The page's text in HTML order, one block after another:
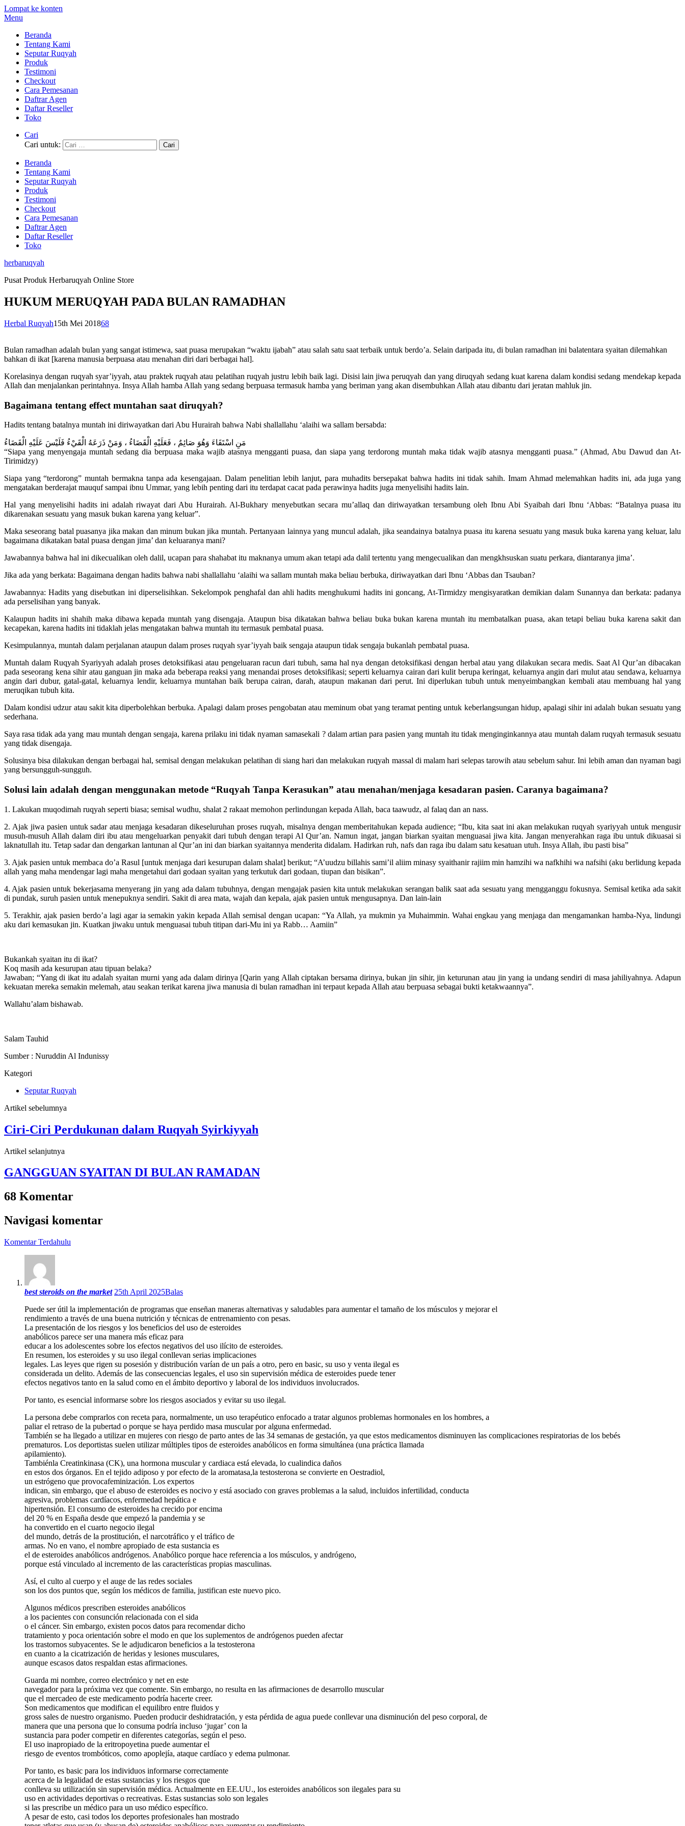
Lompat ke konten
Menu
Beranda
Tentang Kami
Seputar Ruqyah
Produk
Testimoni
Checkout
Cara Pemesanan
Daftrar Agen
Daftar Reseller
Toko
Cari
Cari untuk:
Beranda
Tentang Kami
Seputar Ruqyah
Produk
Testimoni
Checkout
Cara Pemesanan
Daftrar Agen
Daftar Reseller
Toko
herbaruqyah
Pusat Produk Herbaruqyah Online Store
HUKUM MERUQYAH PADA BULAN RAMADHAN
Herbal Ruqyah15th Mei 201868
Bulan ramadhan adalah bulan yang sangat istimewa, saat puasa merupakan “waktu ijabah” atau salah satu saat terbaik untuk berdo’a. Selain daripada itu, di bulan ramadhan ini balatentara syaitan dilemahkan
bahkan di ikat [karena manusia berpuasa atau menahan diri dari berbagai hal].
Korelasinya dengan ruqyah syar’iyyah, atau praktek ruqyah atau pelatihan ruqyah justru lebih baik lagi. Disisi lain jiwa peruqyah dan yang diruqyah sedang kuat karena dalam kondisi sedang mendekap kepada
Allah dan menjalankan perintahnya. Insya Allah hamba Allah yang sedang berpuasa termasuk hamba yang beriman yang akan disembuhkan Allah atau dibantu dari jeratan mahluk jin.
Bagaimana tentang effect muntahan saat diruqyah?
Hadits tentang batalnya muntah ini diriwayatkan dari Abu Hurairah bahwa Nabi shallallahu ‘alaihi wa sallam bersabda:
مَنِ اسْتَقَاءَ وَهُوَ صَائِمٌ ، فَعَلَيْهِ الْقَضَاءُ ، وَمَنْ ذَرَعَهُ الْقَيْءُ فَلَيْسَ عَلَيْهِ الْقَضَاءُ
“Siapa yang menyengaja muntah sedang dia berpuasa maka wajib atasnya mengganti puasa, dan siapa yang terdorong muntah maka tidak wajib atasnya mengganti puasa.” (Ahmad, Abu Dawud dan At-
Tirimidzy)
Siapa yang “terdorong” muntah bermakna tanpa ada kesengajaan. Dalam penelitian lebih lanjut, para muhadits bersepakat bahwa hadits ini tidak sahih. Imam Ahmad melemahkan hadits ini, ada juga yang
mengatakan berderajat mauquf sampai ibnu Ummar, yang lebih penting dari itu terdapat cacat pada perawinya hadits juga menyelisihi hadits lain.
Hal yang menyelisihi hadits ini adalah riwayat dari Abu Hurairah. Al-Bukhary menyebutkan secara mu’allaq dan diriwayatkan tersambung oleh Ibnu Abi Syaibah dari Ibnu ‘Abbas: “Batalnya puasa itu
dikarenakan sesuatu yang masuk bukan karena yang keluar”.
Maka seseorang batal puasanya jika makan dan minum bukan jika muntah. Pertanyaan lainnya yang muncul adalah, jika seandainya batalnya puasa itu karena sesuatu yang masuk buka karena yang keluar, lalu
bagaimana dikatakan batal puasa dengan jima’ dan keluaranya mani?
Jawabannya bahwa hal ini dikecualikan oleh dalil, ucapan para shahabat itu maknanya umum akan tetapi ada dalil tertentu yang mengecualikan dan mengkhsuskan suatu perkara, diantaranya jima’.
Jika ada yang berkata: Bagaimana dengan hadits bahwa nabi shallallahu ‘alaihi wa sallam muntah maka beliau berbuka, diriwayatkan dari Ibnu ‘Abbas dan Tsauban?
Jawabannya: Hadits yang disebutkan ini diperselisihkan. Sekelompok penghafal dan ahli hadits menghukumi hadits ini goncang, At-Tirmidzy mengisyaratkan demikian dalam Sunannya dan berkata: padanya
ada perselisihan yang banyak.
Kalaupun hadits ini shahih maka dibawa kepada muntah yang disengaja. Ataupun bisa dikatakan bahwa beliau buka bukan karena muntah itu membatalkan puasa, akan tetapi beliau buka karena sakit dan
kecapekan, karena hadits ini tidaklah jelas mengatakan bahwa muntah itu termasuk pembatal puasa.
Kesimpulannya, muntah dalam perjalanan ataupun dalam proses ruqyah syar’iyyah baik sengaja ataupun tidak sengaja bukanlah pembatal puasa.
Muntah dalam Ruqyah Syariyyah adalah proses detoksifikasi atau pengeluaran racun dari tubuh, sama hal nya dengan detoksifikasi dengan herbal atau yang dilakukan secara medis. Saat Al Qur’an dibacakan
pada seseorang kena sihir atau ganguan jin maka ada beberapa reaksi yang menandai proses detoksifikasi; seperti keluarnya cairan dari kulit berupa keringat, keluarnya angin dari mulut atau sendawa, keluarnya
angin dari dubur, gatal-gatal, keluarnya lendir, keluarnya muntahan baik berupa cairan, darah, ataupun makanan dari perut. Ini diperlukan tubuh untuk menyeimbangkan kembali atau membuang hal yang
meruqikan tubuh kita.
Dalam kondisi udzur atau sakit kita diperbolehkan berbuka. Apalagi dalam proses pengobatan atau meminum obat yang teramat penting untuk keberlangsungan hidup, apalagi sihir ini adalah bukan sesuatu yang
sederhana.
Saya rasa tidak ada yang mau muntah dengan sengaja, karena prilaku ini tidak nyaman samasekali ? dalam artian para pasien yang muntah itu tidak menginginkannya atau muntah dalam ruqyah termasuk sesuatu
yang tidak disengaja.
Solusinya bisa dilakukan dengan berbagai hal, semisal dengan melakukan pelatihan di siang hari dan melakukan ruqyah massal di malam hari selepas tarowih atau sebelum sahur. Ini lebih aman dan nyaman bagi
yang bersungguh-sungguh.
Solusi lain adalah dengan menggunakan metode “Ruqyah Tanpa Kerasukan” atau menahan/menjaga kesadaran pasien. Caranya bagaimana?
1. Lakukan muqodimah ruqyah seperti biasa; semisal wudhu, shalat 2 rakaat memohon perlindungan kepada Allah, baca taawudz, al falaq dan an nass.
2. Ajak jiwa pasien untuk sadar atau menjaga kesadaran dikeseluruhan proses ruqyah, misalnya dengan memberitahukan kepada audience; “Ibu, kita saat ini akan melakukan ruqyah syariyyah untuk mengusir
musuh-musuh Allah dalam diri ibu atau mengeluarkan penyakit dari tubuh dengan terapi Al Qur’an. Namun ingat, jangan biarkan syaitan menguasai jiwa kita. Jangan menyerahkan raga ibu untuk dikuasai si
laknatullah itu. Tetap sadar dan dengarkan lantunan al Qur’an ini dan biarkan syaitannya menderita didalam. Hadirkan ruh, nafs dan raga ibu dalam satu kesatuan utuh. Insya Allah, ibu pasti bisa”
3. Ajak pasien untuk membaca do’a Rasul [untuk menjaga dari kesurupan dalam shalat] berikut; “A’uudzu billahis sami’il aliim minasy syaithanir rajiim min hamzihi wa nafkhihi wa nafsihi (aku berlidung kepada
allah yang maha mendengar lagi maha mengetahui dari godaan syaitan yang terkutuk dari godaan, tiupan dan bisikan”.
4. Ajak pasien untuk bekerjasama menyerang jin yang ada dalam tubuhnya, dengan mengajak pasien kita untuk melakukan serangan balik saat ada sesuatu yang mengganggu fokusnya. Semisal ketika ada sakit
di pundak, suruh pasien untuk menepuknya sendiri. Sakit di area mata, wajah dan kepala, ajak pasien untuk mengusapnya. Dan lain-lain
5. Terakhir, ajak pasien berdo’a lagi agar ia semakin yakin kepada Allah semisal dengan ucapan: “Ya Allah, ya mukmin ya Muhaimmin. Wahai engkau yang menjaga dan mengamankan hamba-Nya, lindungi
aku dari kemasukan jin. Kuatkan jiwaku untuk menguasai tubuh titipan dari-Mu ini ya Rabb… Aamiin”
Bukankah syaitan itu di ikat?
Koq masih ada kesurupan atau tipuan belaka?
Jawaban; “Yang di ikat itu adalah syaitan murni yang ada dalam dirinya [Qarin yang Allah ciptakan bersama dirinya, bukan jin sihir, jin keturunan atau jin yang ia undang sendiri di masa jahiliyahnya. Adapun
kekuatan mereka semakin melemah, atau seakan terikat karena jiwa manusia di bulan ramadhan ini terpaut kepada Allah atau berpuasa sebagai bukti ketakwaannya”.
Wallahu’alam bishawab.
Salam Tauhid
Sumber : Nuruddin Al Indunissy
Kategori
Seputar Ruqyah
Artikel sebelumnya
Ciri-Ciri Perdukunan dalam Ruqyah Syirkiyyah
Artikel selanjutnya
GANGGUAN SYAITAN DI BULAN RAMADAN
68 Komentar
Navigasi komentar
Komentar Terdahulu
best steroids on the market 25th April 2025Balas
Puede ser útil la implementación de programas que enseñan maneras alternativas y saludables para aumentar el tamaño de los músculos y mejorar el
rendimiento a través de una buena nutrición y técnicas de entrenamiento con pesas.
La presentación de los riesgos y los beneficios del uso de esteroides
anabólicos parece ser una manera más eficaz para
educar a los adolescentes sobre los efectos negativos del uso ilícito de esteroides.
En resumen, los esteroides y su uso ilegal conllevan serias implicaciones
legales. Las leyes que rigen su posesión y distribución varían de un país a otro, pero en basic, su uso y venta ilegal es
considerada un delito. Además de las consecuencias legales, el uso sin supervisión médica de esteroides puede tener
efectos negativos tanto en la salud como en el ámbito deportivo y laboral de los individuos involucrados.
Por tanto, es esencial informarse sobre los riesgos asociados y evitar su uso ilegal.
La persona debe comprarlos con receta para, normalmente, un uso terapéutico enfocado a tratar algunos problemas hormonales en los hombres, a
paliar el retraso de la pubertad o porque se haya perdido masa muscular por alguna enfermedad.
También se ha llegado a utilizar en mujeres con riesgo de parto antes de las 34 semanas de gestación, ya que estos medicamentos disminuyen las complicaciones respiratorias de los bebés
prematuros. Los deportistas suelen utilizar múltiples tipos de esteroides anabólicos en forma simultánea (una práctica llamada
apilamiento).
Tambiénla Creatinkinasa (CK), una hormona muscular y cardiaca está elevada, lo cualindica daños
en estos dos órganos. En el tejido adiposo y por efecto de la aromatasa,la testosterona se convierte en Oestradiol,
un estrógeno que provocafeminización. Los expertos
indican, sin embargo, que el abuso de esteroides es nocivo y está asociado con graves problemas a la salud, incluidos infertilidad, conducta
agresiva, problemas cardíacos, enfermedad hepática e
hipertensión. El consumo de esteroides ha crecido por encima
del 20 % en España desde que empezó la pandemia y se
ha convertido en el cuarto negocio ilegal
del mundo, detrás de la prostitución, el narcotráfico y el tráfico de
armas. No en vano, el nombre apropiado de esta sustancia es
el de esteroides anabólicos andrógenos. Anabólico porque hace referencia a los músculos, y andrógeno,
porque está vinculado al incremento de las características propias masculinas.
Así, el culto al cuerpo y el auge de las redes sociales
son los dos puntos que, según los médicos de familia, justifican este nuevo pico.
Algunos médicos prescriben esteroides anabólicos
a los pacientes con consunción relacionada con el sida
o el cáncer. Sin embargo, existen pocos datos para recomendar dicho
tratamiento y poca orientación sobre el modo en que los suplementos de andrógenos pueden afectar
los trastornos subyacentes. Se le adjudicaron beneficios a la testosterona
en cuanto a la cicatrización de heridas y lesiones musculares,
aunque escasos datos respaldan estas afirmaciones.
Guarda mi nombre, correo electrónico y net en este
navegador para la próxima vez que comente. Sin embargo, no resulta en las afirmaciones de desarrollo muscular
que el mercadeo de este medicamento podría hacerte creer.
Son medicamentos que modifican el equilibro entre fluidos y
gross sales de nuestro organismo. Pueden producir deshidratación, y esta pérdida de agua puede conllevar una disminución del peso corporal, de
manera que una persona que lo consuma podría incluso ‘jugar’ con la
sustancia para poder competir en diferentes categorías, según el peso.
El uso inapropiado de la eritropoyetina puede aumentar el
riesgo de eventos trombóticos, como apoplejía, ataque cardíaco y edema pulmonar.
Por tanto, es basic para los individuos informarse correctamente
acerca de la legalidad de estas sustancias y los riesgos que
conlleva su utilización sin supervisión médica. Actualmente en EE.UU., los esteroides anabólicos son ilegales para su
uso en actividades deportivas o recreativas. Estas sustancias solo son legales
si las prescribe un médico para un uso médico específico.
A pesar de esto, casi todos los deportes profesionales han mostrado